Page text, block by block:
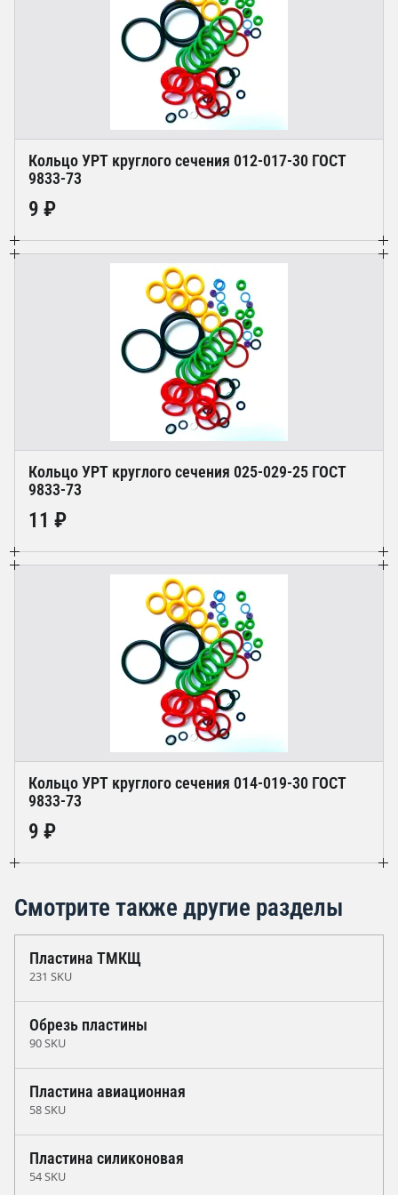
Кольцо УРТ круглого сечения 012-017-30 ГОСТ
9833-73
9 ₽
Кольцо УРТ круглого сечения 025-029-25 ГОСТ
9833-73
11 ₽
Кольцо УРТ круглого сечения 014-019-30 ГОСТ
9833-73
9 ₽
Смотрите также другие разделы
Пластина ТМКЩ
231 SKU
Обрезь пластины
90 SKU
Пластина авиационная
58 SKU
Пластина силиконовая
54 SKU